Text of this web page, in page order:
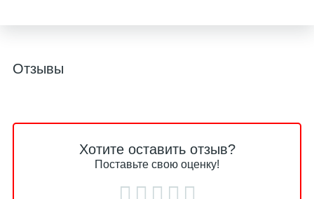
Отзывы
Хотите оставить отзыв?
Поставьте свою оценку!